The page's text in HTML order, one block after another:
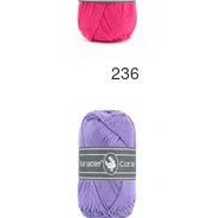
236